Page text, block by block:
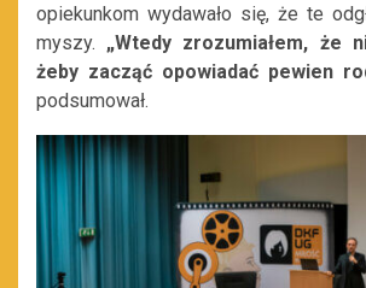
opiekunkom wydawało się, że te
myszy. „Wtedy zrozumiałem, że
żeby zacząć opowiadać pewien
podsumował.